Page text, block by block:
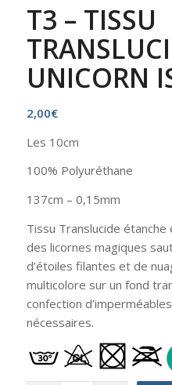
T3 – TISSU
UNICORN
2,00€
Les 10cm
100% Polyuréthane
137cm – 0,15mm
Tissu Translucide
des licornes magiques
d’étoiles filantes et de
multicolore sur un fond
confection
nécessaires.